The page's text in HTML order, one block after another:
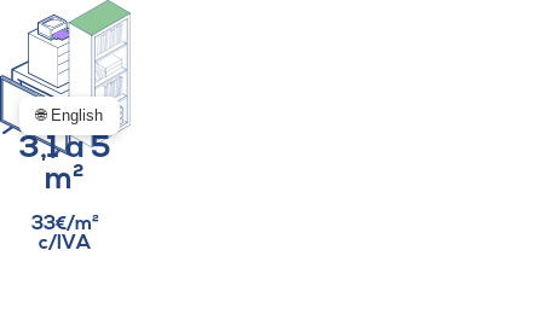
3,1 a 5
m²
33€/m²
c/IVA
🌐 English